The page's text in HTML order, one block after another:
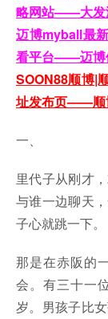
略网站——大发
迈博myball最
看平台——迈博
SOON88顺博|
址发布页——顺
一、
里代子从刚才
与谁一边聊天
子心就跳一下。
那是在赤阪的
会。有三十一
岁。男孩子比